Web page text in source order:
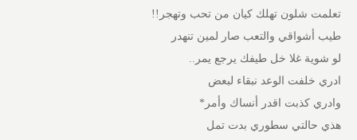
تعلمت شلون تهلك كيان من تحب وتهجر!!
طيب أشواقي والتعب صار لمين تنهدر
لو شوية غلا خل طيفك يرجع يمر..
ادري خلفت الوعد نبقاء لبعض
وادري كذبت اقدر أنساك وأمر*
هذي حالتي سطوري بدت تمل